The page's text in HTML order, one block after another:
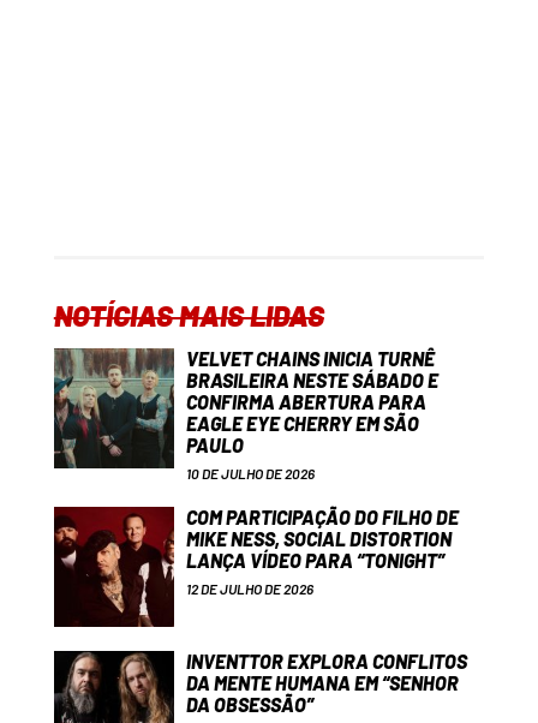
NOTÍCIAS MAIS LIDAS
VELVET CHAINS INICIA TURNÊ
BRASILEIRA NESTE SÁBADO E
CONFIRMA ABERTURA PARA
EAGLE EYE CHERRY EM SÃO
PAULO
10 DE JULHO DE 2026
COM PARTICIPAÇÃO DO FILHO DE
MIKE NESS, SOCIAL DISTORTION
LANÇA VÍDEO PARA “TONIGHT”
12 DE JULHO DE 2026
INVENTTOR EXPLORA CONFLITOS
DA MENTE HUMANA EM “SENHOR
DA OBSESSÃO”